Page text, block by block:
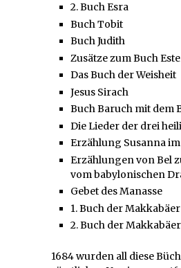
2. Buch Esra
Buch Tobit
Buch Judith
Zusätze zum Buch
Das Buch der Weisheit
Jesus Sirach
Buch Baruch mit dem
Die Lieder der drei
Erzählung Susanna im
Erzählungen von Bel
vom babylonischen
Gebet des Manasse
1. Buch der Makkabäer
2. Buch der Makkabäer
1684 wurden all diese